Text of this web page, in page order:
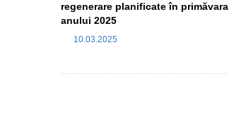
regenerare planificate în primăvara
anului 2025
10.03.2025